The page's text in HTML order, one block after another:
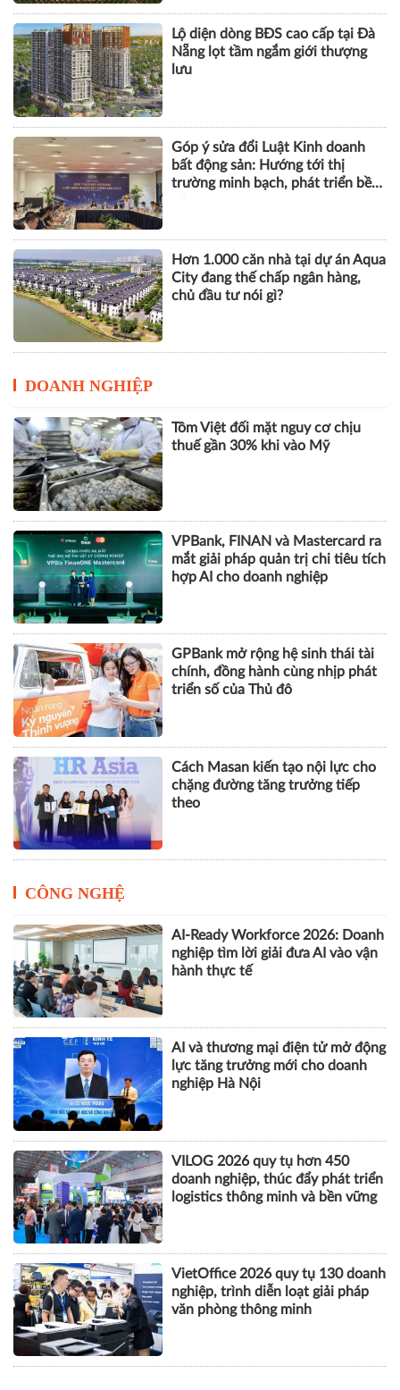
Lộ diện dòng BĐS cao cấp tại Đà
Nẵng lọt tầm ngắm giới thượng
lưu
Góp ý sửa đổi Luật Kinh doanh
bất động sản: Hướng tới thị
trường minh bạch, phát triển bền
Hơn 1.000 căn nhà tại dự án Aqua
City đang thế chấp ngân hàng,
chủ đầu tư nói gì?
DOANH NGHIỆP
Tôm Việt đối mặt nguy cơ chịu
thuế gần 30% khi vào Mỹ
VPBank, FINAN và Mastercard ra
mắt giải pháp quản trị chi tiêu tích
hợp AI cho doanh nghiệp
GPBank mở rộng hệ sinh thái tài
chính, đồng hành cùng nhịp phát
triển số của Thủ đô
Cách Masan kiến tạo nội lực cho
chặng đường tăng trưởng tiếp
theo
CÔNG NGHỆ
AI-Ready Workforce 2026: Doanh
nghiệp tìm lời giải đưa AI vào vận
hành thực tế
AI và thương mại điện tử mở động
lực tăng trưởng mới cho doanh
nghiệp Hà Nội
VILOG 2026 quy tụ hơn 450
doanh nghiệp, thúc đẩy phát triển
logistics thông minh và bền vững
VietOffice 2026 quy tụ 130 doanh
nghiệp, trình diễn loạt giải pháp
văn phòng thông minh